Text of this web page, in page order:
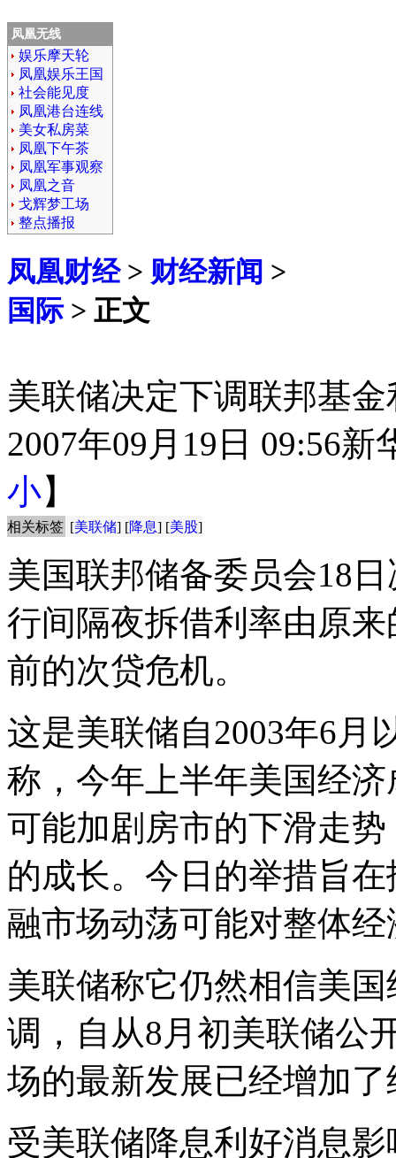
凤凰无线
娱乐摩天轮
凤凰娱乐王国
社会能见度
凤凰港台连线
美女私房菜
凤凰下午茶
凤凰军事观察
凤凰之音
戈辉梦工场
整点播报
凤凰财经> 财经新闻 >
国际> 正文
美联储决定下调联邦基
2007年09月19日 09:56新
小】
相关标签 [美联储] [降息] [美股]
美国联邦储备委员会18
行间隔夜拆借利率由原来
前的次贷危机。
这是美联储自2003年6月
称，今年上半年美国经
可能加剧房市的下滑走
的成长。今日的举措旨
融市场动荡可能对整体
美联储称它仍然相信美
调，自从8月初美联储公
场的最新发展已经增加
受美联储降息利好消息